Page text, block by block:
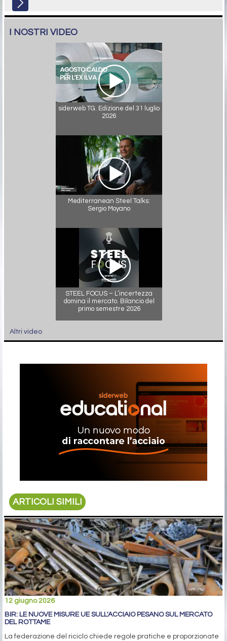
I NOSTRI VIDEO
siderweb TG. Edizione del 31 luglio
2026
Mediterranean Steel Talks:
Sergio Moyano
STEEL FOCUS – L’incertezza
domina il mercato. Bilancio del
primo semestre 2026
Altri video
ARTICOLI SIMILI
12 giugno 2026
BIR: LE NUOVE MISURE UE SULL'ACCIAIO PESANO SUL MERCATO
DEL ROTTAME
La federazione del riciclo chiede regole pratiche e proporzionate